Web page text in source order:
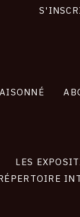
LES